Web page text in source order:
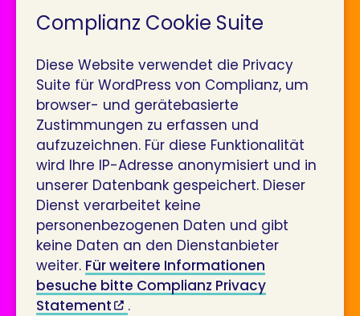
Complianz Cookie Suite
Diese Website verwendet die Privacy
Suite für WordPress von Complianz, um
browser- und gerätebasierte
Zustimmungen zu erfassen und
aufzuzeichnen. Für diese Funktionalität
wird Ihre IP-Adresse anonymisiert und in
unserer Datenbank gespeichert. Dieser
Dienst verarbeitet keine
personenbezogenen Daten und gibt
keine Daten an den Dienstanbieter
weiter. Für weitere Informationen
besuche bitte Complianz Privacy
Statement
.